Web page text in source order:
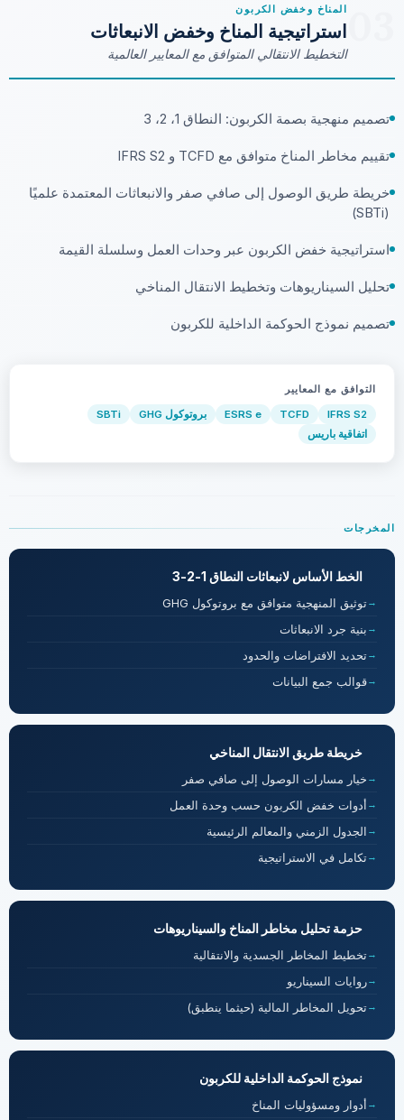
المناخ وخفض الكربون
استراتيجية المناخ وخفض الانبعاثات
التخطيط الانتقالي المتوافق مع المعايير العالمية
تصميم منهجية بصمة الكربون: النطاق 1، 2، 3
تقييم مخاطر المناخ متوافق مع TCFD و IFRS S2
خريطة طريق الوصول إلى صافي صفر والانبعاثات المعتمدة علميًا
(SBTi)
استراتيجية خفض الكربون عبر وحدات العمل وسلسلة القيمة
تحليل السيناريوهات وتخطيط الانتقال المناخي
تصميم نموذج الحوكمة الداخلية للكربون
التوافق مع المعايير
IFRS S2
TCFD
ESRS e بروتوكول GHG
SBTi
اتفاقية باريس
المخرجات
الخط الأساس لانبعاثات النطاق 1-2-3
توثيق المنهجية متوافق مع بروتوكول GHG
بنية جرد الانبعاثات
تحديد الافتراضات والحدود
قوالب جمع البيانات
خريطة طريق الانتقال المناخي
خيار مسارات الوصول إلى صافي صفر
أدوات خفض الكربون حسب وحدة العمل
الجدول الزمني والمعالم الرئيسية
تكامل في الاستراتيجية
حزمة تحليل مخاطر المناخ والسيناريوهات
تخطيط المخاطر الجسدية والانتقالية
روايات السيناريو
تحويل المخاطر المالية (حيثما ينطبق)
نموذج الحوكمة الداخلية للكربون
أدوار ومسؤوليات المناخ